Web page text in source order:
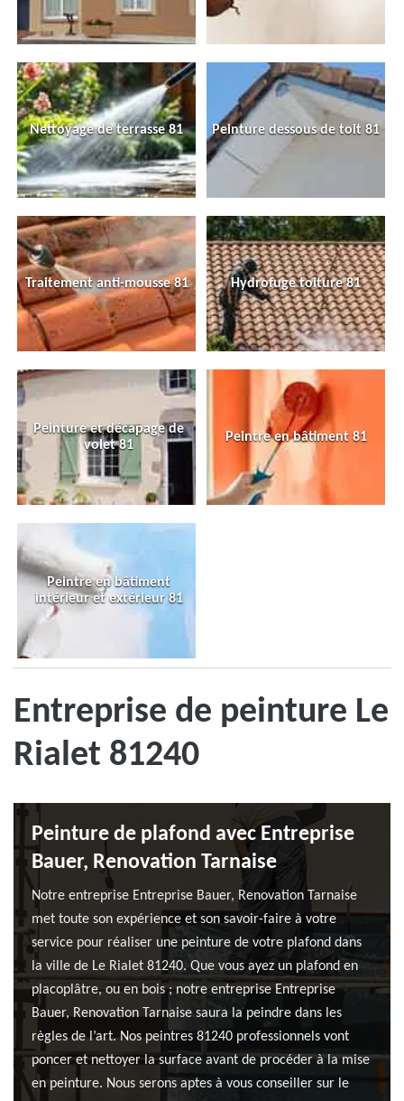
Nettoyage de terrasse 81 Peinture dessous de toit 81
Traitement anti-mousse 81 Hydrofuge toiture 81
Peinture et décapage de
volet 81
Peintre en bâtiment 81
Peintre en bâtiment
intérieur et extérieur 81
Entreprise de peinture Le
Rialet 81240
Peinture de plafond avec Entreprise
Bauer, Renovation Tarnaise
Notre entreprise Entreprise Bauer, Renovation Tarnaise
met toute son expérience et son savoir-faire à votre
service pour réaliser une peinture de votre plafond dans
la ville de Le Rialet 81240. Que vous ayez un plafond en
placoplâtre, ou en bois ; notre entreprise Entreprise
Bauer, Renovation Tarnaise saura la peindre dans les
règles de l’art. Nos peintres 81240 professionnels vont
poncer et nettoyer la surface avant de procéder à la mise
en peinture. Nous serons aptes à vous conseiller sur le